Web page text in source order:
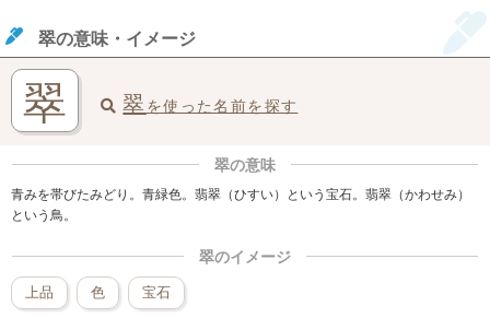
翠の意味・イメージ
翠 翠 を使った名前を探す
翠の意味
青みを帯びたみどり。青緑色。翡翠（ひすい）という宝石。翡翠（かわせみ）
という鳥。
翠のイメージ
上品 色 宝石